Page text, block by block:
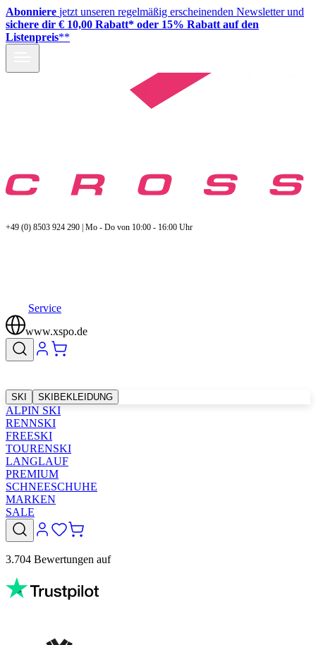
Abonniere jetzt unseren regelmäßig erscheinenden Newsletter und
sichere dir € 10,00 Rabatt* oder 15% Rabatt auf den
Listenpreis**
+49 (0) 8503 924 290 | Mo - Do von 10:00 - 16:00 Uhr
Service
www.xspo.de
SKI SKIBEKLEIDUNG
ALPIN SKI
RENNSKI
FREESKI
TOURENSKI
LANGLAUF
PREMIUM
SCHNEESCHUHE
MARKEN
SALE
3.704 Bewertungen auf